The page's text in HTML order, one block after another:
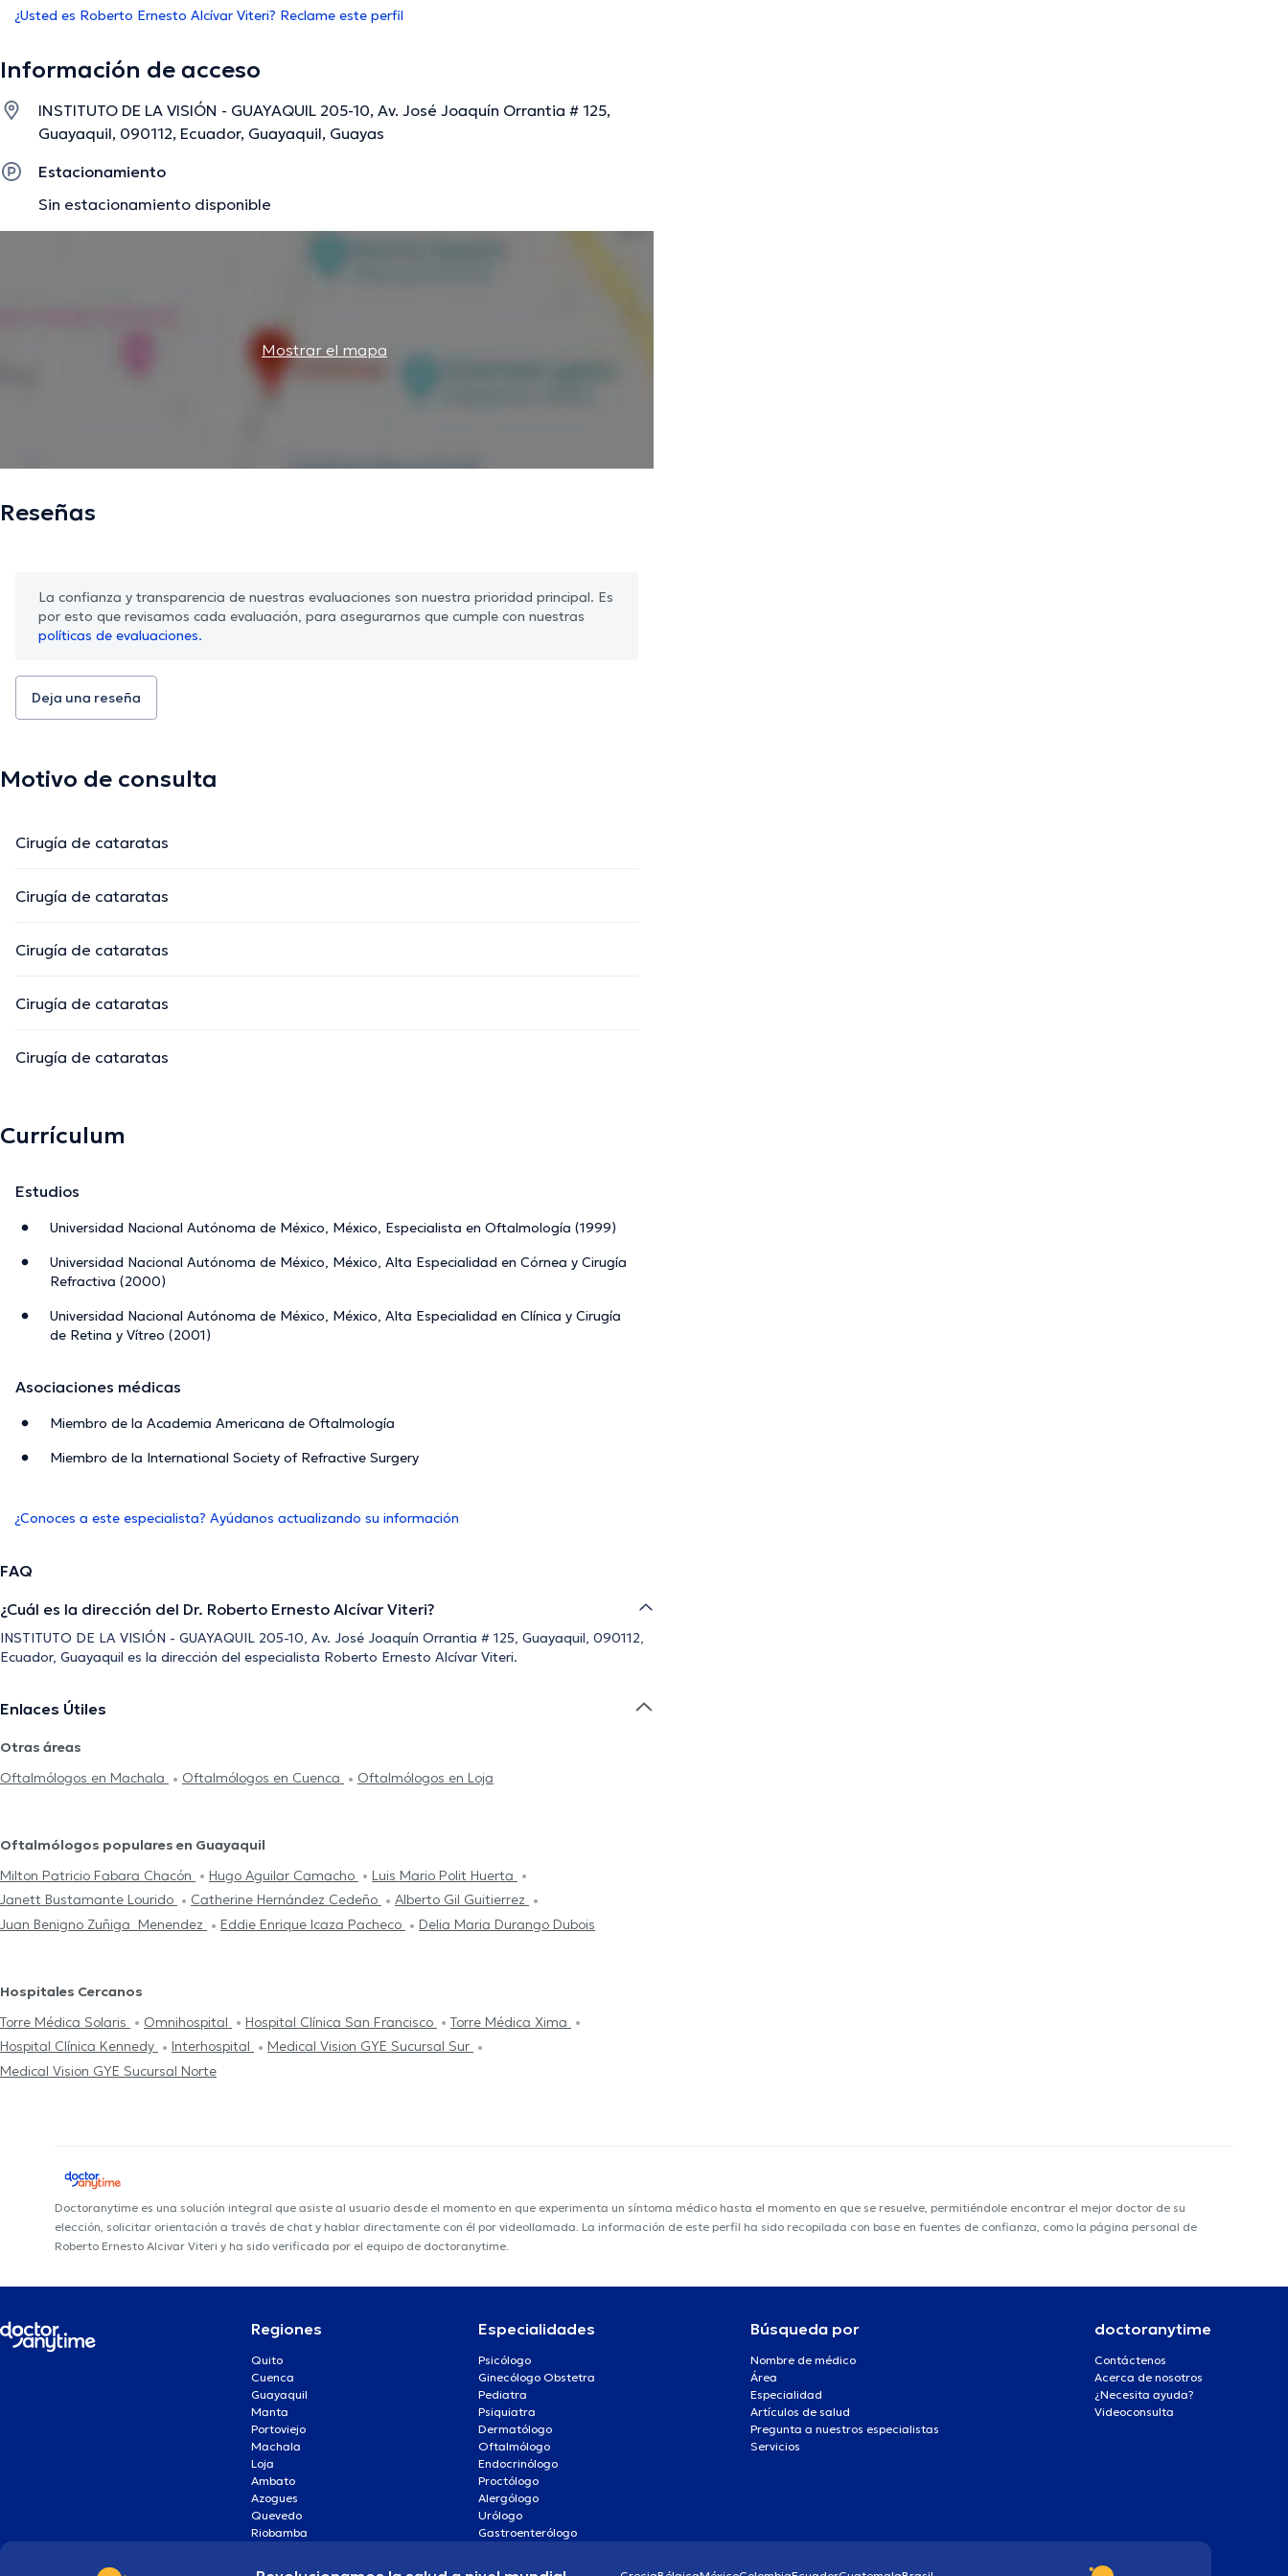
¿Usted es Roberto Ernesto Alcívar Viteri? Reclame este perfil
Información de acceso
INSTITUTO DE LA VISIÓN - GUAYAQUIL 205-10, Av. José Joaquín Orrantia # 125,
Guayaquil, 090112, Ecuador, Guayaquil, Guayas
Estacionamiento
Sin estacionamiento disponible
Mostrar el mapa
Reseñas
La confianza y transparencia de nuestras evaluaciones son nuestra prioridad principal. Es
por esto que revisamos cada evaluación, para asegurarnos que cumple con nuestras
políticas de evaluaciones.
Deja una reseña
Motivo de consulta
Cirugía de cataratas
Cirugía de cataratas
Cirugía de cataratas
Cirugía de cataratas
Cirugía de cataratas
Currículum
Estudios
Universidad Nacional Autónoma de México, México, Especialista en Oftalmología (1999)
Universidad Nacional Autónoma de México, México, Alta Especialidad en Córnea y Cirugía
Refractiva (2000)
Universidad Nacional Autónoma de México, México, Alta Especialidad en Clínica y Cirugía
de Retina y Vítreo (2001)
Asociaciones médicas
Miembro de la Academia Americana de Oftalmología
Miembro de la International Society of Refractive Surgery
¿Conoces a este especialista? Ayúdanos actualizando su información
FAQ
¿Cuál es la dirección del Dr. Roberto Ernesto Alcívar Viteri?
INSTITUTO DE LA VISIÓN - GUAYAQUIL 205-10, Av. José Joaquín Orrantia # 125, Guayaquil, 090112,
Ecuador, Guayaquil es la dirección del especialista Roberto Ernesto Alcívar Viteri.
Enlaces Útiles
Otras áreas
Oftalmólogos en Machala
Oftalmólogos en Cuenca Oftalmólogos en Loja
Oftalmólogos populares en Guayaquil
Milton Patricio Fabara Chacón
Hugo Aguilar Camacho
Luis Mario Polit Huerta
Janett Bustamante Lourido
Catherine Hernández Cedeño
Alberto Gil Guitierrez
Juan Benigno Zuñiga Menendez
Eddie Enrique Icaza Pacheco Delia Maria Durango Dubois
Hospitales Cercanos
Torre Médica Solaris
Omnihospital Hospital Clínica San Francisco
Torre Médica Xima
Hospital Clínica Kennedy
Interhospital
Medical Vision GYE Sucursal Sur
Medical Vision GYE Sucursal Norte
Doctoranytime es una solución integral que asiste al usuario desde el momento en que experimenta un síntoma médico hasta el momento en que se resuelve, permitiéndole encontrar el mejor doctor de su
elección, solicitar orientación a través de chat y hablar directamente con él por videollamada. La información de este perfil ha sido recopilada con base en fuentes de confianza, como la página personal de
Roberto Ernesto Alcivar Viteri y ha sido verificada por el equipo de doctoranytime.
Regiones
Quito
Cuenca
Guayaquil
Manta
Portoviejo
Machala
Loja
Ambato
Azogues
Quevedo
Riobamba
Especialidades
Psicólogo
Ginecólogo Obstetra
Pediatra
Psiquiatra
Dermatólogo
Oftalmólogo
Endocrinólogo
Proctólogo
Alergólogo
Urólogo
Gastroenterólogo
Búsqueda por
Nombre de médico
Área
Especialidad
Artículos de salud
Pregunta a nuestros especialistas
Servicios
doctoranytime
Contáctenos
Acerca de nosotros
¿Necesita ayuda?
Videoconsulta